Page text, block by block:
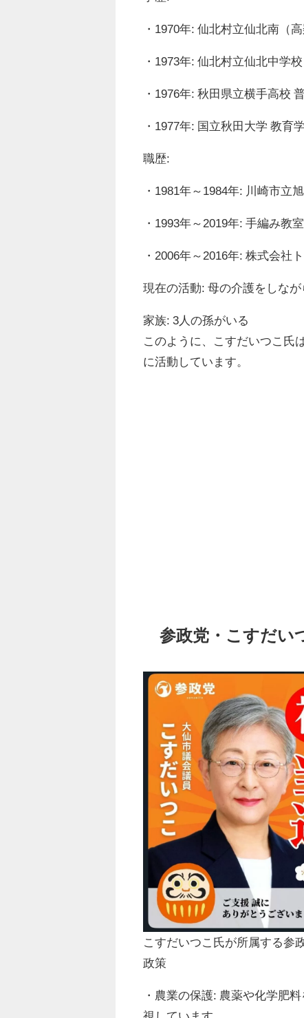
・1970年: 仙北村立仙北南（
・1973年: 仙北村立仙北中学
・1976年: 秋田県立横手高校
・1977年: 国立秋田大学 教育
職歴:
・1981年～1984年: 川崎市立
・1993年～2019年: 手編み教
・2006年～2016年: 株式会社
現在の活動: 母の介護をしな
家族: 3人の孫がいる
このように、こすだいつこ氏
に活動しています。
参政党・こすだい
こすだいつこ氏が所属する参
政策
・農業の保護: 農薬や化学肥
視しています。